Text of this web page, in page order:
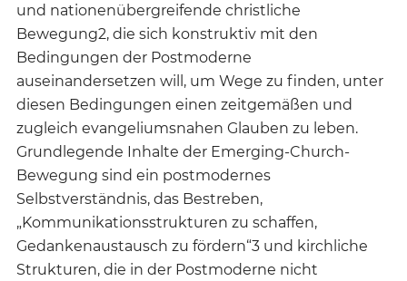
und nationenübergreifende christliche
Bewegung2, die sich konstruktiv mit den
Bedingungen der Postmoderne
auseinandersetzen will, um Wege zu finden, unter
diesen Bedingungen einen zeitgemäßen und
zugleich evangeliumsnahen Glauben zu leben.
Grundlegende Inhalte der Emerging-Church-
Bewegung sind ein postmodernes
Selbstverständnis, das Bestreben,
„Kommunikationsstrukturen zu schaffen,
Gedankenaustausch zu fördern“3 und kirchliche
Strukturen, die in der Postmoderne nicht